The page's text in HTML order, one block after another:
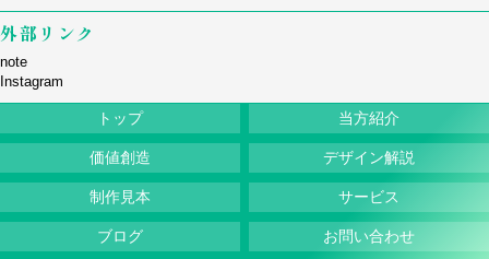
外部リンク
note
Instagram
トップ 当方紹介
価値創造 デザイン解説
制作見本 サービス
ブログ お問い合わせ